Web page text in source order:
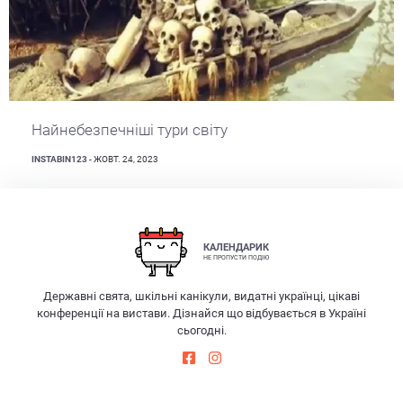
Найнебезпечніші тури світу
INSTABIN123 - ЖОВТ. 24, 2023
КАЛЕНДАРИК
НЕ ПРОПУСТИ ПОДІЮ
Державні свята, шкільні канікули, видатні українці, цікаві
конференції на вистави. Дізнайся що відбувається в Україні
сьогодні.